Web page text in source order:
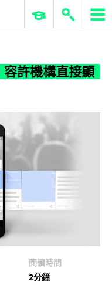
ERP 與商業 AI
許機構直接顯
閱讀時間
2分鐘